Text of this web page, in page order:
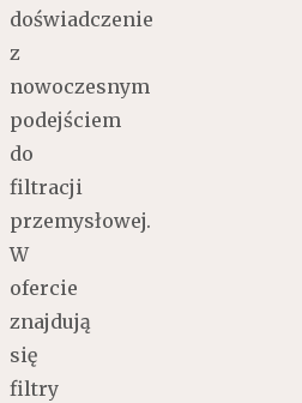
doświadczenie
z
nowoczesnym
podejściem
do
filtracji
przemysłowej.
W
ofercie
znajdują
się
filtry